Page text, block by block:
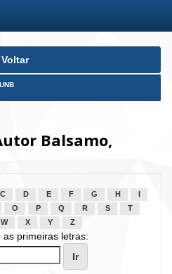
Voltar
Balsamo,
C D E F G H
O P Q R S
T
W X Y Z
primeiras letras: